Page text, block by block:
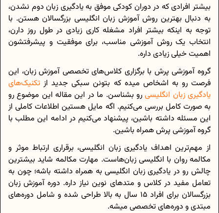
بیشتر افرادی که در دوران کودکی موفق به یادگیری زبان دوم نشدن،
به دنبال بهترین روش آموزش زبان انگلیسی بزرگسالان هستن. با
توجه به اینکه بیشتر افراد مشغله کاری زیادی در طول روز دارن،
انتخاب یک روش آموزشی مناسب، برای موفقیت و پیشرفتشون
اهمیت خیلی زیادی داره.
گروه آموزشی پرش با برگزاری کلاس‌های تخصصی آموزش زبان، این
فرصت رو به اشخاص میده که بتونن سبکی جدید از تکنیک‌های
یادگیری زبان انگلیسیرو بشناسن. ما در این مقاله این موضوع رو
به صورت کامل بررسی می‌کنیم. اگه مایل هستین اطلاعات کاملی از
این مسئله داشته باشین، پیشنهاد می‌کنیم در ادامه این مطلب با
گروه آموزشی پرش همراه باشین.
از مهم‌ترین اهداف یادگیری زبان انگلیسی، برقراری ارتباط موثر و
مکالمه‌ روان با انگلیسی زبان‌هاست. مهارت مکالمه شاید بیشترین
چالش رو در یادگیری زبان انگلیسی به همراه داشته باشه؛ چون به
تعامل مفید در کلاس و متدهای نوین نیاز داره. دوره آموزش زبان
بزرگسالان برای افراد 15 سال به بالا طراحی شده‌ و شامل دوره‌های
مبتدی و دوره‌های تخصصی میشه.